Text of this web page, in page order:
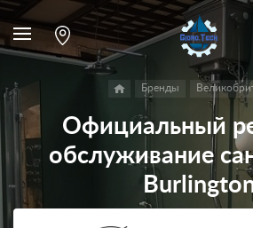
Бренды
Официальный
обслуживание